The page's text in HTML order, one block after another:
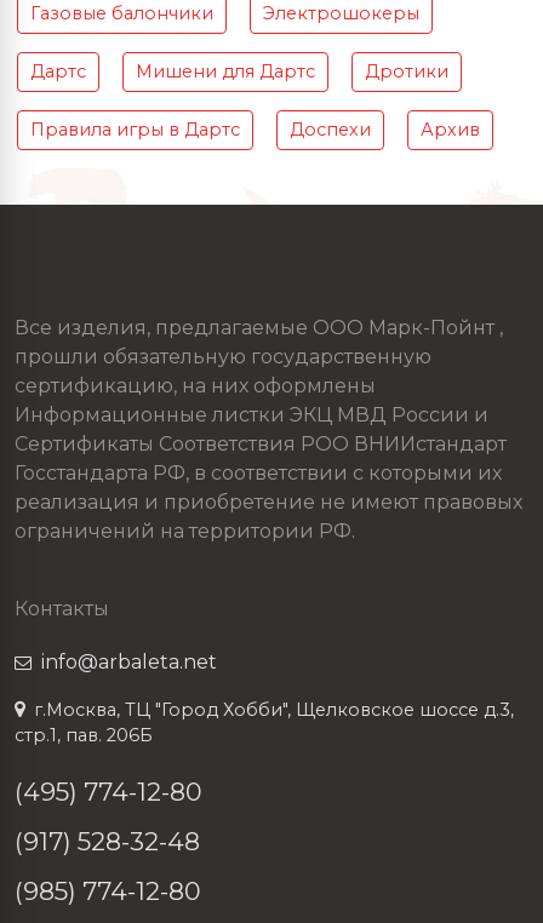
Газовые балончики Электрошокеры
Дартс Мишени для Дартс Дротики
Правила игры в Дартс Доспехи Архив
Все изделия, предлагаемые ООО Марк-Пойнт ,
прошли обязательную государственную
сертификацию, на них оформлены
Информационные листки ЭКЦ МВД России и
Сертификаты Соответствия РОО ВНИИстандарт
Госстандарта РФ, в соответствии с которыми их
реализация и приобретение не имеют правовых
ограничений на территории РФ.
Контакты
info@arbaleta.net
г.Москва, ТЦ "Город Хобби", Щелковское шоссе д.3,
стр.1, пав. 206Б
(495) 774-12-80
(917) 528-32-48
(985) 774-12-80